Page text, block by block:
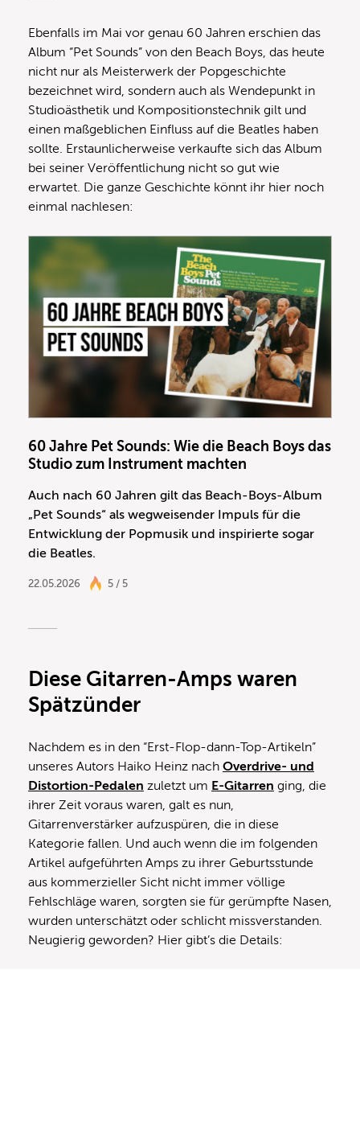
Ebenfalls im Mai vor genau 60 Jahren erschien das
Album “Pet Sounds” von den Beach Boys, das heute
nicht nur als Meisterwerk der Popgeschichte
bezeichnet wird, sondern auch als Wendepunkt in
Studioästhetik und Kompositionstechnik gilt und
einen maßgeblichen Einfluss auf die Beatles haben
sollte. Erstaunlicherweise verkaufte sich das Album
bei seiner Veröffentlichung nicht so gut wie
erwartet. Die ganze Geschichte könnt ihr hier noch
einmal nachlesen:
60 Jahre Pet Sounds: Wie die Beach Boys das
Studio zum Instrument machten
Auch nach 60 Jahren gilt das Beach-Boys-Album
„Pet Sounds“ als wegweisender Impuls für die
Entwicklung der Popmusik und inspirierte sogar
die Beatles.
22.05.2026 5 / 5
Diese Gitarren-Amps waren
Spätzünder
Nachdem es in den “Erst-Flop-dann-Top-Artikeln”
unseres Autors Haiko Heinz nach Overdrive- und
Distortion-Pedalen zuletzt um E-Gitarren ging, die
ihrer Zeit voraus waren, galt es nun,
Gitarrenverstärker aufzuspüren, die in diese
Kategorie fallen. Und auch wenn die im folgenden
Artikel aufgeführten Amps zu ihrer Geburtsstunde
aus kommerzieller Sicht nicht immer völlige
Fehlschläge waren, sorgten sie für gerümpfte Nasen,
wurden unterschätzt oder schlicht missverstanden.
Neugierig geworden? Hier gibt’s die Details: